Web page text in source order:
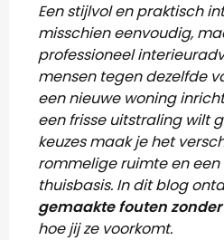
Een stijlvol en praktisch
misschien eenvoudig,
professioneel
mensen tegen dezelfde
een nieuwe woning
een frisse uitstraling wilt
keuzes maak je het
rommelige ruimte en
thuisbasis. In dit blog
gemaakte fouten
hoe jij ze voorkomt.